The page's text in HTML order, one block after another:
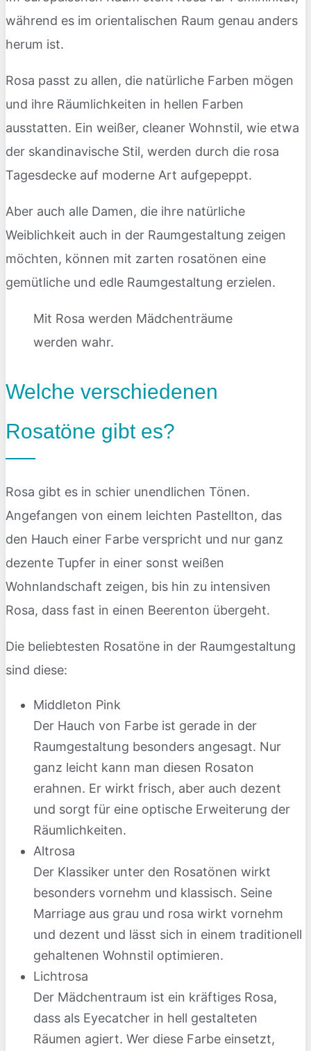
während es im orientalischen Raum genau anders
herum ist.
Rosa passt zu allen, die natürliche Farben mögen
und ihre Räumlichkeiten in hellen Farben
ausstatten. Ein weißer, cleaner Wohnstil, wie etwa
der skandinavische Stil, werden durch die rosa
Tagesdecke auf moderne Art aufgepeppt.
Aber auch alle Damen, die ihre natürliche
Weiblichkeit auch in der Raumgestaltung zeigen
möchten, können mit zarten rosatönen eine
gemütliche und edle Raumgestaltung erzielen.
Mit Rosa werden Mädchenträume
werden wahr.
Welche verschiedenen
Rosatöne gibt es?
Rosa gibt es in schier unendlichen Tönen.
Angefangen von einem leichten Pastellton, das
den Hauch einer Farbe verspricht und nur ganz
dezente Tupfer in einer sonst weißen
Wohnlandschaft zeigen, bis hin zu intensiven
Rosa, dass fast in einen Beerenton übergeht.
Die beliebtesten Rosatöne in der Raumgestaltung
sind diese:
Middleton Pink
Der Hauch von Farbe ist gerade in der
Raumgestaltung besonders angesagt. Nur
ganz leicht kann man diesen Rosaton
erahnen. Er wirkt frisch, aber auch dezent
und sorgt für eine optische Erweiterung der
Räumlichkeiten.
Altrosa
Der Klassiker unter den Rosatönen wirkt
besonders vornehm und klassisch. Seine
Marriage aus grau und rosa wirkt vornehm
und dezent und lässt sich in einem traditionell
gehaltenen Wohnstil optimieren.
Lichtrosa
Der Mädchentraum ist ein kräftiges Rosa,
dass als Eyecatcher in hell gestalteten
Räumen agiert. Wer diese Farbe einsetzt,